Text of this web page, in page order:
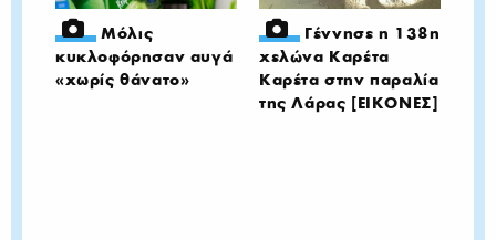
Μόλις
κυκλοφόρησαν αυγά
«χωρίς θάνατο»
Γέννησε η 138η
χελώνα Καρέτα
Καρέτα στην παραλία
της Λάρας [ΕΙΚΟΝΕΣ]